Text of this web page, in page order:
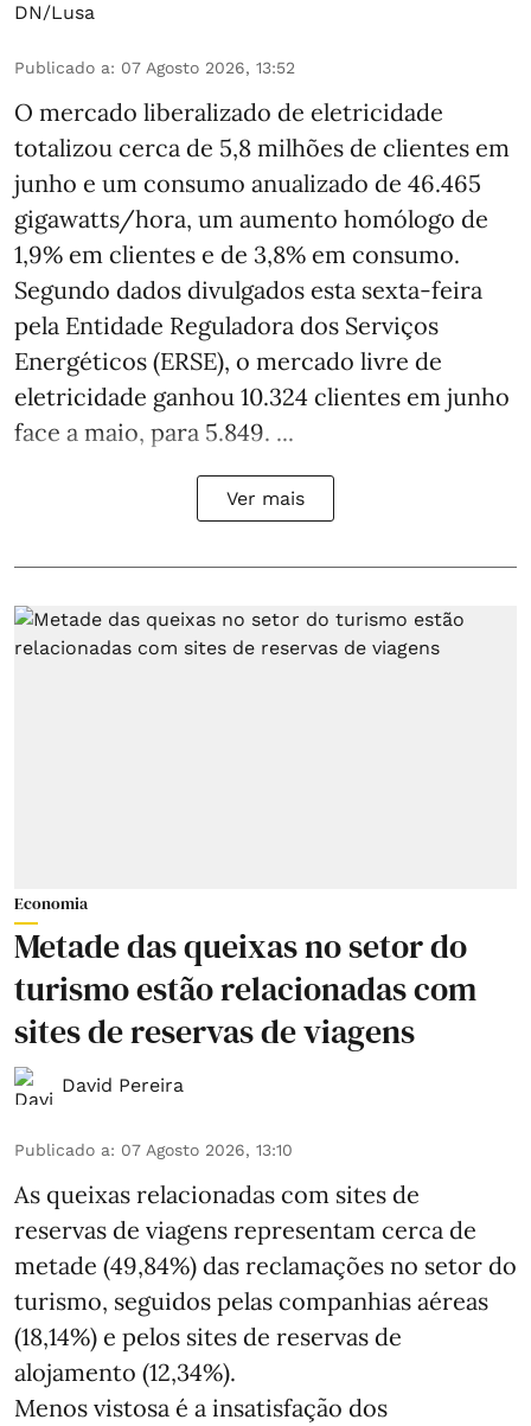
DN/Lusa
Publicado a: 07 Agosto 2026, 13:52
O mercado liberalizado de eletricidade
totalizou cerca de 5,8 milhões de clientes em
junho e um consumo anualizado de 46.465
gigawatts/hora, um aumento homólogo de
1,9% em clientes e de 3,8% em consumo.
Segundo dados divulgados esta sexta-feira
pela Entidade Reguladora dos Serviços
Energéticos (ERSE), o mercado livre de
eletricidade ganhou 10.324 clientes em junho
face a maio, para 5.849. ...
Ver mais
Economia
Metade das queixas no setor do
turismo estão relacionadas com
sites de reservas de viagens
David Pereira
Publicado a: 07 Agosto 2026, 13:10
As queixas relacionadas com sites de
reservas de viagens representam cerca de
metade (49,84%) das reclamações no setor do
turismo, seguidos pelas companhias aéreas
(18,14%) e pelos sites de reservas de
alojamento (12,34%).
Menos vistosa é a insatisfação dos